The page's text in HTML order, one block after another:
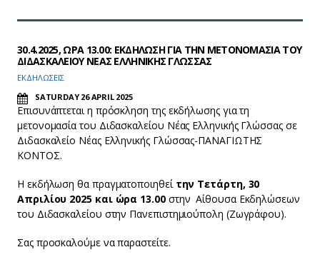
30.4.2025, ΩΡΑ 13.00: ΕΚΔΗΛΩΣΗ ΓΙΑ ΤΗΝ ΜΕΤΟΝΟΜΑΣΙΑ ΤΟΥ
ΔΙΔΑΣΚΑΛΕΙΟΥ ΝΕΑΣ ΕΛΛΗΝΙΚΗΣ ΓΛΩΣΣΑΣ
ΕΚΔΗΛΩΣΕΙΣ
SATURDAY 26 APRIL 2025
Επισυνάπτεται η πρόσκληση της εκδήλωσης για τη
μετονομασία του Διδασκαλείου Νέας Ελληνικής Γλώσσας σε
Διδασκαλείο Νέας Ελληνικής Γλώσσας-ΠΑΝΑΓΙΩΤΗΣ
ΚΟΝΤΟΣ.
Η εκδήλωση θα πραγματοποιηθεί την Τετάρτη, 30
Απριλίου 2025 και ώρα 13.00στην Αίθουσα Εκδηλώσεων
του Διδασκαλείου στην Πανεπιστημιούπολη (Ζωγράφου).
Σας προσκαλούμε να παραστείτε.